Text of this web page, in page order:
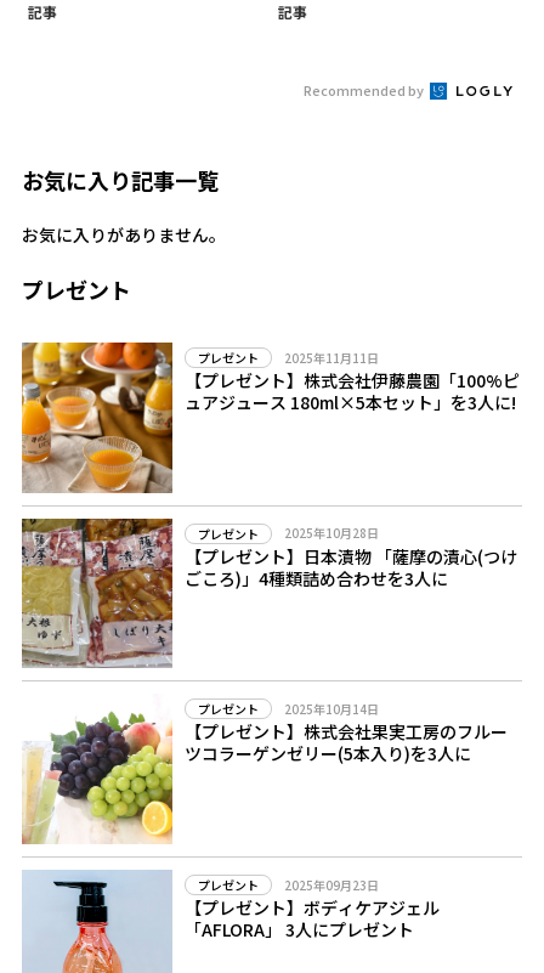
記事 記事
Recommended by
お気に入り記事一覧
お気に入りがありません。
プレゼント
プレゼント 2025年11月11日
【プレゼント】株式会社伊藤農園「100%ピ
ュアジュース 180ml×5本セット」を3人に!
プレゼント 2025年10月28日
【プレゼント】日本漬物 「薩摩の漬心(つけ
ごころ)」4種類詰め合わせを3人に
プレゼント 2025年10月14日
【プレゼント】株式会社果実工房のフルー
ツコラーゲンゼリー(5本入り)を3人に
プレゼント 2025年09月23日
【プレゼント】ボディケアジェル
「AFLORA」 3人にプレゼント